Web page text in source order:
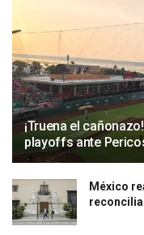
¡Truena el
playoffs ante
México